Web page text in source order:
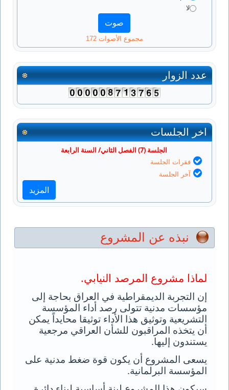
لا
مجموع الأصوات 172
عدد الزوار
اخر الجلسات
الجلسة (7) الفصل الثاني/ السنة الرابعة
فقرات الجلسة
آخر الجلسة
المزيد
نبذه عن المشروع
لماذا مشروع المرصد النيابي.
إن التجربة الديمقراطية في العراق بحاجة إلى
مؤسسات مدنية تتولى رصد أداء المؤسسة
التشريعية وتوثيق هذا الأداء توثيقا محايداً يمكن
أن يتخذه المراقبون للشأن العراقي مرجعية
يستندون إليها.
يسعى المشروع أن يكون قوة ضغط مدنية على
المؤسسة البرلمانية.